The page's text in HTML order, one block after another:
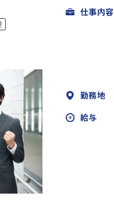
仕事内容
勤務地
給与